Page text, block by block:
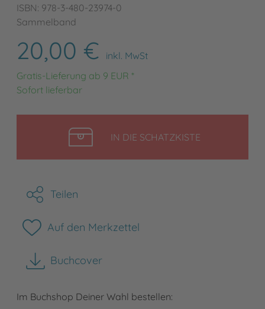
ISBN: 978-3-480-23974-0
Sammelband
20,00 €
inkl. MwSt
Gratis-Lieferung ab 9 EUR *
Sofort lieferbar
IN DIE SCHATZKISTELEGEN
Teilen
Auf den Merkzettel
Buchcover
herunterladen
Im Buchshop Deiner Wahl bestellen: